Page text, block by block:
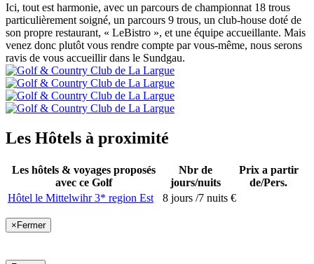
Ici, tout est harmonie, avec un parcours de championnat 18 trous
particulièrement soigné, un parcours 9 trous, un club-house doté de
son propre restaurant, « LeBistro », et une équipe accueillante. Mais
venez donc plutôt vous rendre compte par vous-même, nous serons
ravis de vous accueillir dans le Sundgau.
Les Hôtels à proximité
Les hôtels & voyages proposés
avec ce Golf
Nbr de
jours/nuits
Prix a partir
de/Pers.
Hôtel le Mittelwihr 3* region Est
8 jours /7 nuits €
×Fermer